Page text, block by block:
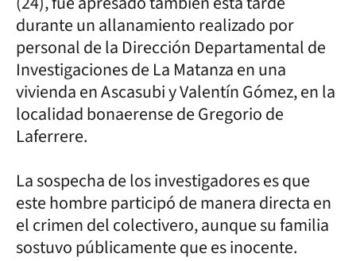
durante un allanamiento realizado por
personal de la Dirección Departamental de
Investigaciones de La Matanza en una
vivienda en Ascasubi y Valentín Gómez, en la
localidad bonaerense de Gregorio de
Laferrere.
La sospecha de los investigadores es que
este hombre participó de manera directa en
el crimen del colectivero, aunque su familia
sostuvo públicamente que es inocente.